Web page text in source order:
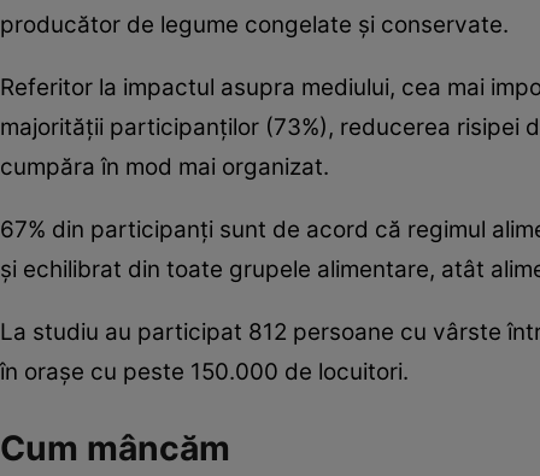
producător de legume congelate şi conservate.
Referitor la impactul asupra mediului, cea mai
majorităţii participanţilor (73%), reducerea risipei
cumpăra în mod mai organizat.
67% din participanţi sunt de acord că regimul
şi echilibrat din toate grupele alimentare, atât
La studiu au participat 812 persoane cu vârste
în oraşe cu peste 150.000 de locuitori.
Cum mâncăm